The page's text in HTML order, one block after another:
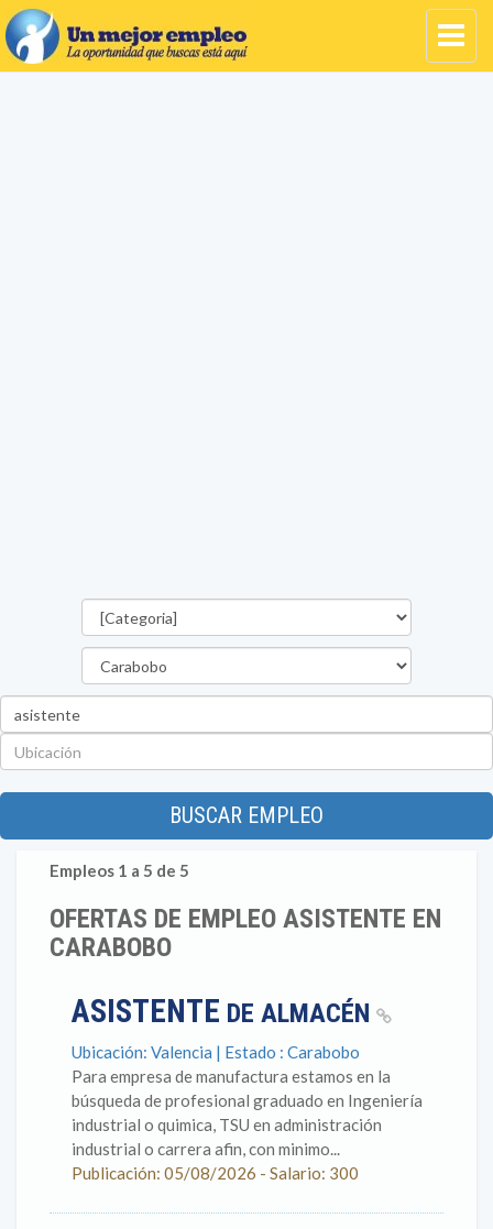
BUSCAR EMPLEO
Empleos 1 a 5 de 5
OFERTAS DE EMPLEO ASISTENTE EN
CARABOBO
ASISTENTE DE ALMACÉN
Ubicación: Valencia | Estado : Carabobo
Para empresa de manufactura estamos en la
búsqueda de profesional graduado en Ingeniería
industrial o quimica, TSU en administración
industrial o carrera afin, con minimo...
Publicación: 05/08/2026 - Salario: 300